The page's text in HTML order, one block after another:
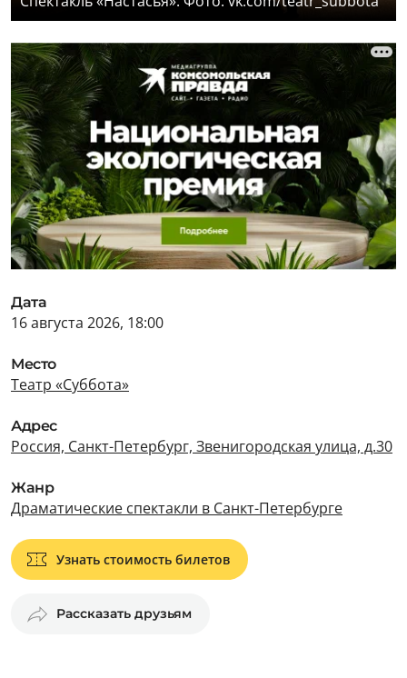
Дата
16 августа 2026, 18:00
Место
Театр «Суббота»
Адрес
Россия, Санкт-Петербург, Звенигородская улица, д.30
Жанр
Драматические спектакли в Санкт-Петербурге
Узнать стоимость билетов
Рассказать друзьям